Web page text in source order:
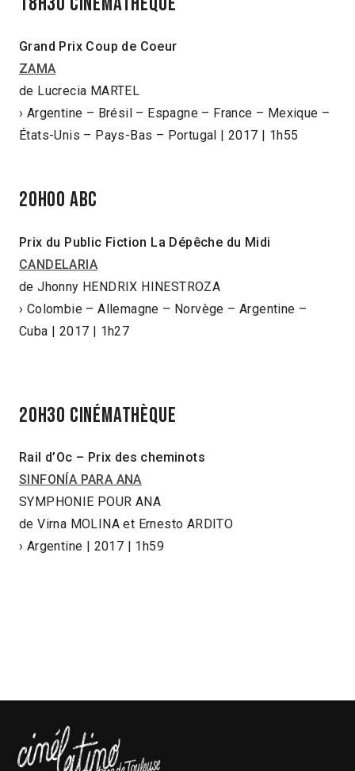
Grand Prix Coup de Coeur
ZAMA
de Lucrecia MARTEL
› Argentine – Brésil – Espagne – France – Mexique –
États-Unis – Pays-Bas – Portugal | 2017 | 1h55
20h00 ABC
Prix du Public Fiction La Dépêche du Midi
CANDELARIA
de Jhonny HENDRIX HINESTROZA
› Colombie – Allemagne – Norvège – Argentine –
Cuba | 2017 | 1h27
20h30 Cinémathèque
Rail d’Oc – Prix des cheminots
SINFONÍA PARA ANA
SYMPHONIE POUR ANA
de Virna MOLINA et Ernesto ARDITO
› Argentine | 2017 | 1h59